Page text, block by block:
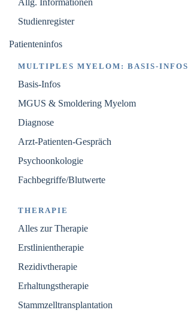
Allg. Informationen
Studienregister
Patienteninfos
MULTIPLES MYELOM: BASIS-INFOS
Basis-Infos
MGUS & Smoldering Myelom
Diagnose
Arzt-Patienten-Gespräch
Psychoonkologie
Fachbegriffe/Blutwerte
THERAPIE
Alles zur Therapie
Erstlinientherapie
Rezidivtherapie
Erhaltungstherapie
Stammzelltransplantation